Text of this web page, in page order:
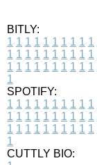
BITLY:
1 1 1 1 1 1 1 1 1 1
1 1 1 1 1 1 1 1 1 1
1 1 1 1 1 1 1 1 1 1
1
SPOTIFY:
1 1 1 1 1 1 1 1 1 1
1 1 1 1 1 1 1 1 1 1
1 1 1 1 1 1 1 1 1 1
1
CUTTLY BIO: